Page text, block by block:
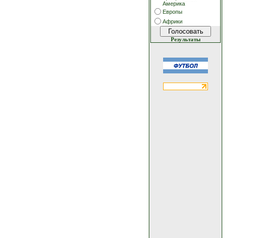
Америка
Европы
Африки
Результаты